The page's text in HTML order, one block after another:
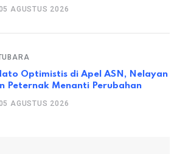
AGUSTUS 2026
Optimistis di Apel ASN, Nelayan
Peternak Menanti Perubahan
AGUSTUS 2026